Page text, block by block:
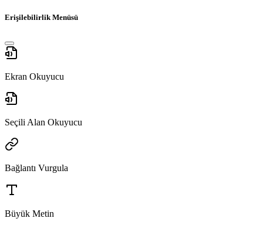
Erişilebilirlik Menüsü
Ekran Okuyucu
Seçili Alan Okuyucu
Bağlantı Vurgula
Büyük Metin